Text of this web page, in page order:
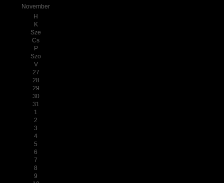
November
H
K
Sze
Cs
P
Szo
V
27
28
29
30
31
1
2
3
4
5
6
7
8
9